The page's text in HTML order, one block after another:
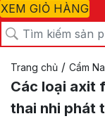
XEM GIỎ HÀNG
Trang chủ / Cẩm
Các loại axit
thai nhi phát